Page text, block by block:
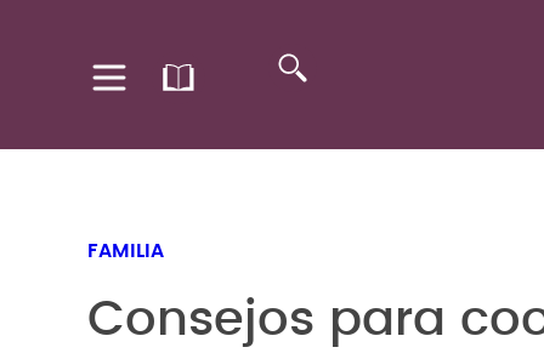
FAMILIA
Consejos para